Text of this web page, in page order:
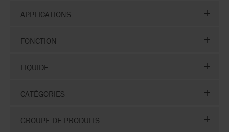
APPLICATIONS
FONCTION
LIQUIDE
CATÉGORIES
GROUPE DE PRODUITS